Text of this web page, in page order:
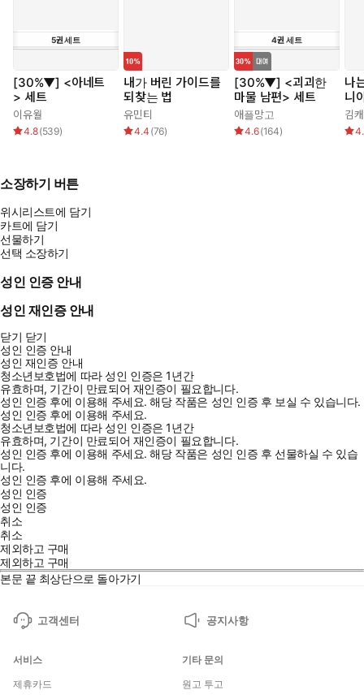
5권세트
[30%▼] <아네트
> 세트
이유월
4.8(539)
내가 버린 가이드를
되찾는 법
유민티
4.4 (76)
4권세트
[30%▼] <괴괴한
마물 남편> 세트
애플망고
4.6(164)
나
니
김
소장하기 버튼
위시리스트에 담기
카트에 담기
선물하기
선택 소장하기
성인 인증 안내
성인 재인증 안내
닫기 닫기
성인 인증 안내
성인 재인증 안내
청소년보호법에 따라 성인 인증은 1년간
유효하며, 기간이 만료되어 재인증이 필요합니다.
성인 인증 후에 이용해 주세요.해당 작품은 성인 인증 후 보실 수 있습니다.
성인 인증 후에 이용해 주세요.
청소년보호법에 따라 성인 인증은 1년간
유효하며, 기간이 만료되어 재인증이 필요합니다.
성인 인증 후에 이용해 주세요.해당 작품은 성인 인증 후 선물하실 수 있습
니다.
성인 인증 후에 이용해 주세요.
성인 인증
성인 인증
취소
취소
제외하고 구매
제외하고 구매
본문 끝 최상단으로 돌아가기
고객센터 공지사항
서비스
제휴카드
기타 문의
원고 투고